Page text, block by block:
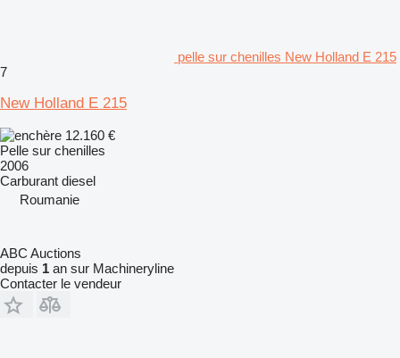
pelle sur chenilles New Holland E 215
7
New Holland E 215
12.160 €
Pelle sur chenilles
2006
Carburant diesel
Roumanie
ABC Auctions
depuis 1 an sur Machineryline
Contacter le vendeur